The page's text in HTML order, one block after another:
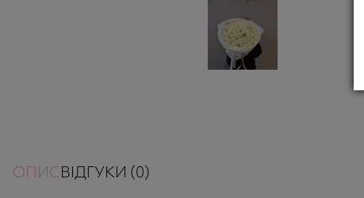
ОПИСВІДГУКИ (0)